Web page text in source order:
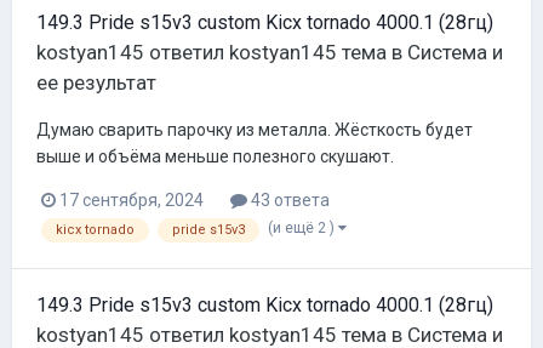
149.3 Pride s15v3 custom Kicx tornado 4000.1 (28гц)
kostyan145 ответил kostyan145 тема в Система и
ее результат
Думаю сварить парочку из металла. Жёсткость будет
выше и объёма меньше полезного скушают.
17 сентября, 2024 43 ответа
kicx tornado pride s15v3 (и ещё 2 )
149.3 Pride s15v3 custom Kicx tornado 4000.1 (28гц)
kostyan145 ответил kostyan145 тема в Система и